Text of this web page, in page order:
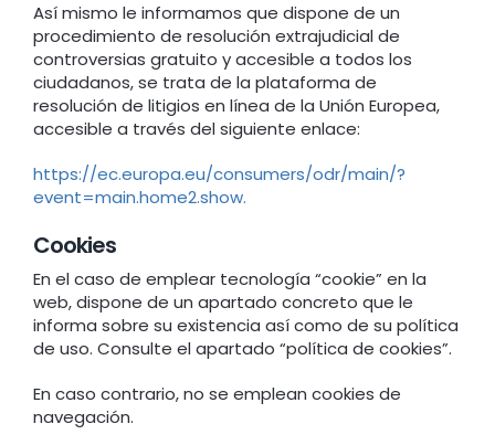
Así mismo le informamos que dispone de un
procedimiento de resolución extrajudicial de
controversias gratuito y accesible a todos los
ciudadanos, se trata de la plataforma de
resolución de litigios en línea de la Unión Europea,
accesible a través del siguiente enlace:
https://ec.europa.eu/consumers/odr/main/?
event=main.home2.show.
Cookies
En el caso de emplear tecnología “cookie” en la
web, dispone de un apartado concreto que le
informa sobre su existencia así como de su política
de uso. Consulte el apartado “política de cookies”.
En caso contrario, no se emplean cookies de
navegación.